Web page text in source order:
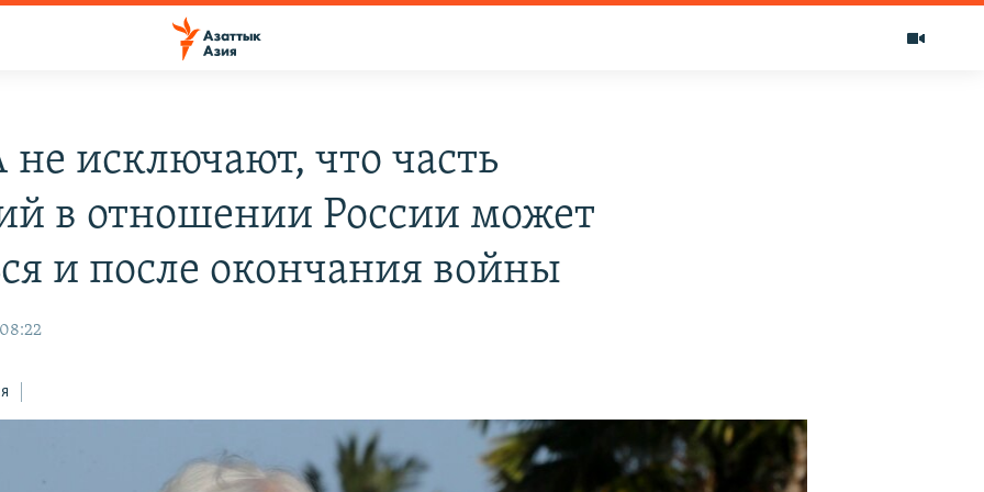
исключают, что часть
в отношении России может
и после окончания войны